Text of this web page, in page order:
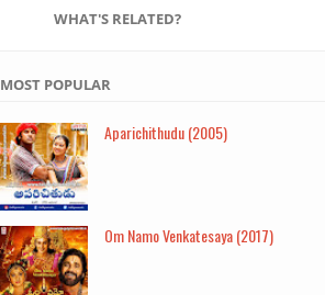
WHAT'S RELATED?
MOST POPULAR
Aparichithudu (2005)
Om Namo Venkatesaya (2017)